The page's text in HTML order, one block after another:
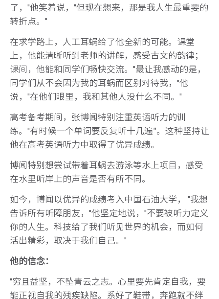
了，"他笑着说，"但现在想来，那是我人生最重要的
转折点。"
在求学路上，人工耳蜗给了他全新的可能。课堂
上，他能清晰听到老师的讲解，感受古文的韵律；
课间，他能和同学们畅快交流。"最让我感动的是，
同学们从不会因为我的耳蜗而区别对待我，"他
说，"在他们眼里，我和其他人没什么不同。"
高考备考期间，张博闻特别注重英语听力的训
练。"有时候一个单词要反复听十几遍”。这种坚持让
他在高考英语听力中取得了优异成绩。
博闻特别想尝试带着耳蜗去游泳等水上项目，感受
在水里听岸上的声音是否有所不同。
如今，博闻以优异的成绩考入中国石油大学， "我想
告诉所有听障朋友，"他坚定地说，"不要被听力定义
你的人生。科技给了我们听见世界的机会，而如何
活出精彩，取决于我们自己。"
他的信念：
"穷且益坚，不坠青云之志。心里要先肯定自我，要
能正视自我的残疾缺陷。系好了鞋带，奔跑就不绊